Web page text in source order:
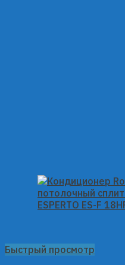
Быстрый просмотр